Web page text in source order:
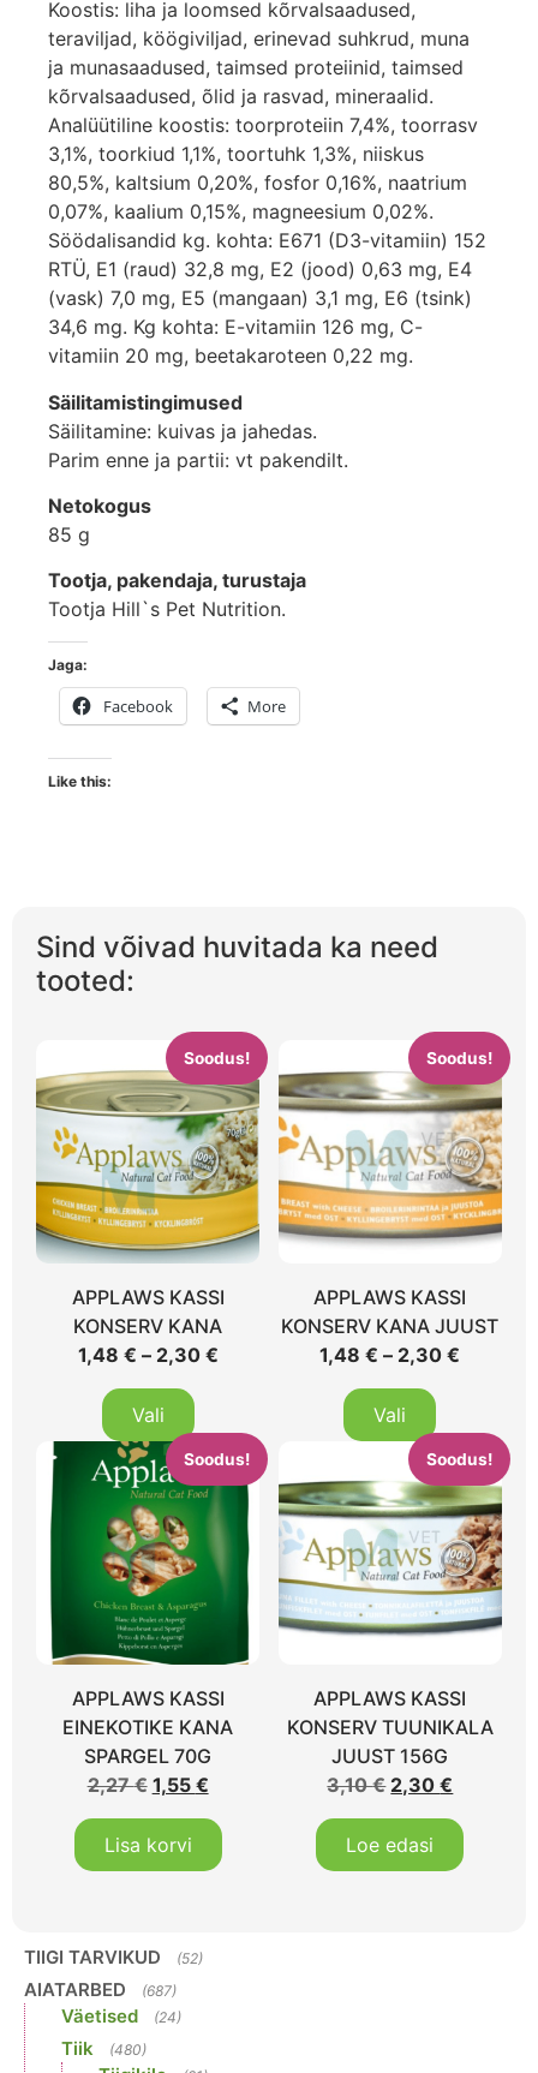
Koostis: liha ja loomsed kõrvalsaadused,
teraviljad, köögiviljad, erinevad suhkrud, muna
ja munasaadused, taimsed proteiinid, taimsed
kõrvalsaadused, õlid ja rasvad, mineraalid.
Analüütiline koostis: toorproteiin 7,4%, toorrasv
3,1%, toorkiud 1,1%, toortuhk 1,3%, niiskus
80,5%, kaltsium 0,20%, fosfor 0,16%, naatrium
0,07%, kaalium 0,15%, magneesium 0,02%.
Söödalisandid kg. kohta: E671 (D3-vitamiin) 152
RTÜ, E1 (raud) 32,8 mg, E2 (jood) 0,63 mg, E4
(vask) 7,0 mg, E5 (mangaan) 3,1 mg, E6 (tsink)
34,6 mg. Kg kohta: E-vitamiin 126 mg, C-
vitamiin 20 mg, beetakaroteen 0,22 mg.
Säilitamistingimused
Säilitamine: kuivas ja jahedas.
Parim enne ja partii: vt pakendilt.
Netokogus
85 g
Tootja, pakendaja, turustaja
Tootja Hill`s Pet Nutrition.
Jaga:
Facebook More
Like this:
Sind võivad huvitada ka need
tooted:
Soodus!
APPLAWS KASSI
KONSERV KANA
1,48 € – 2,30 €
Vali
Soodus!
APPLAWS KASSI
KONSERV KANA JUUST
1,48€ – 2,30€
Vali
Soodus!
APPLAWS KASSI
EINEKOTIKE KANA
SPARGEL 70G
2,27€ 1,55 €
Lisa korvi
Soodus!
APPLAWS KASSI
KONSERV TUUNIKALA
JUUST 156G
3,10€ 2,30€
Loe edasi
TIIGI TARVIKUD (52)
AIATARBED (687)
Väetised (24)
Tiik (480)